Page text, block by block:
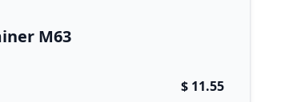
M63
$ 11.55